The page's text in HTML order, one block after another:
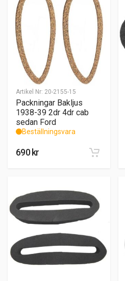
Artikel Nr: 20-2155-15
Packningar Bakljus
1938-39 2dr 4dr cab
sedan Ford
Beställningsvara
690 kr